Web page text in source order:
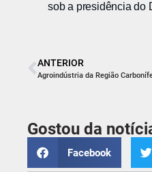
sob a presidência do
ANTERIOR
Gostou da
Facebook